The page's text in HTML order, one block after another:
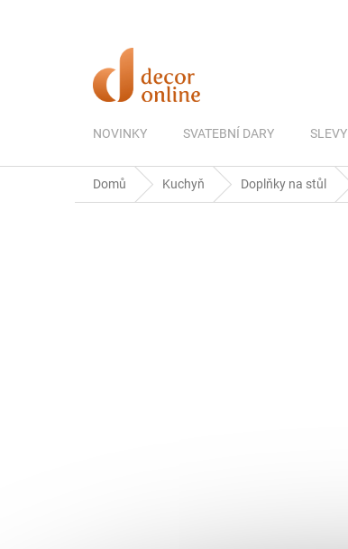
NOVINKY SVATEBNÍ DARY SLEVY
Domů Kuchyň Doplňky na stůl